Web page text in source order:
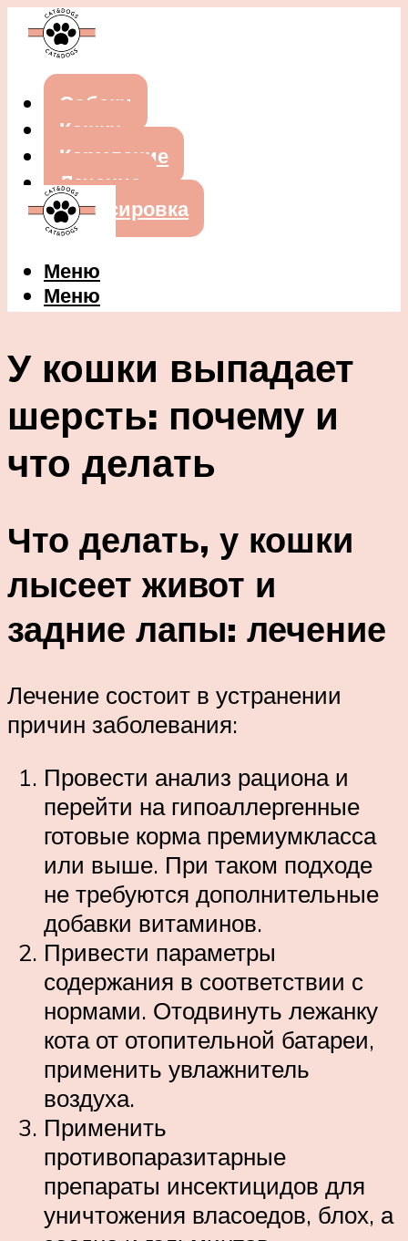
Собаки
Кошки
Кормление
Лечение
Дрессировка
Меню
Меню
У кошки выпадает
шерсть: почему и
что делать
Что делать, у кошки
лысеет живот и
задние лапы: лечение
Лечение состоит в устранении
причин заболевания:
Провести анализ рациона и
перейти на гипоаллергенные
готовые корма премиумкласса
или выше. При таком подходе
не требуются дополнительные
добавки витаминов.
Привести параметры
содержания в соответствии с
нормами. Отодвинуть лежанку
кота от отопительной батареи,
применить увлажнитель
воздуха.
Применить
противопаразитарные
препараты инсектицидов для
уничтожения власоедов, блох, а